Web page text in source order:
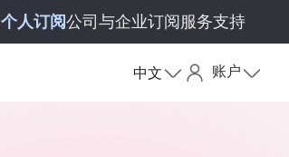
个人订阅公司与企业订阅服务支持
中文 账户